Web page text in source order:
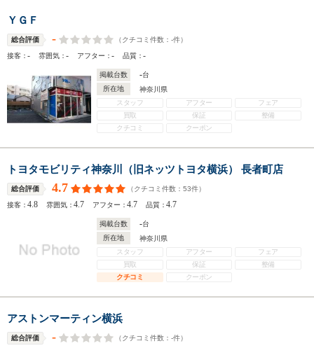
ＹＧＦ
総合評価 - （クチコミ件数： -件）
接客：- 雰囲気：- アフター：- 品質：-
掲載台数 -台
所在地
神奈川県
スタッフ
アフター
フェア
買取
保証
整備
クチコミ
クーポン
トヨタモビリティ神奈川（旧ネッツトヨタ横浜） 長者町店
総合評価 4.7 （クチコミ件数： 53件）
接客：4.8 雰囲気：4.7 アフター：4.7 品質：4.7
掲載台数 -台
所在地
神奈川県
スタッフ
アフター
フェア
買取
保証
整備
クチコミ
クーポン
アストンマーティン横浜
総合評価 - （クチコミ件数： -件）